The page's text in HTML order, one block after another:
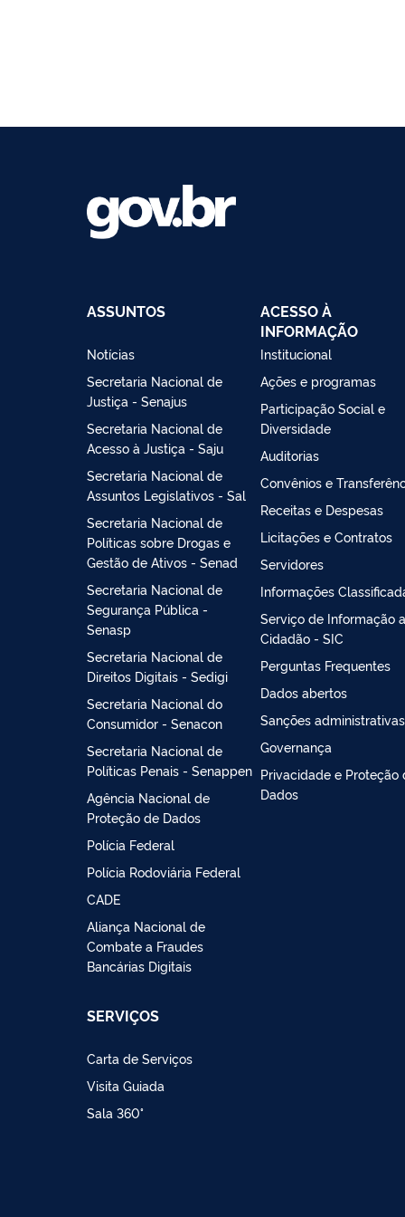
ASSUNTOS
Notícias
Secretaria Nacional de
Justiça - Senajus
Secretaria Nacional de
Acesso à Justiça - Saju
Secretaria Nacional de
Assuntos Legislativos - Sal
Secretaria Nacional de
Políticas sobre Drogas e
Gestão de Ativos - Senad
Secretaria Nacional de
Segurança Pública -
Senasp
Secretaria Nacional de
Direitos Digitais - Sedigi
Secretaria Nacional do
Consumidor - Senacon
Secretaria Nacional de
Políticas Penais - Senappen
Agência Nacional de
Proteção de Dados
Polícia Federal
Polícia Rodoviária Federal
CADE
Aliança Nacional de
Combate a Fraudes
Bancárias Digitais
ACESSO À
INFORMAÇÃO
Institucional
Ações e programas
Participação Social e
Diversidade
Auditorias
Convênios e
Receitas e Despesas
Licitações e Contratos
Servidores
Informações
Serviço de Informação
Cidadão - SIC
Perguntas Frequentes
Dados abertos
Sanções administrativas
Governança
Privacidade e Proteção
Dados
SERVIÇOS
Carta de Serviços
Visita Guiada
Sala 360°